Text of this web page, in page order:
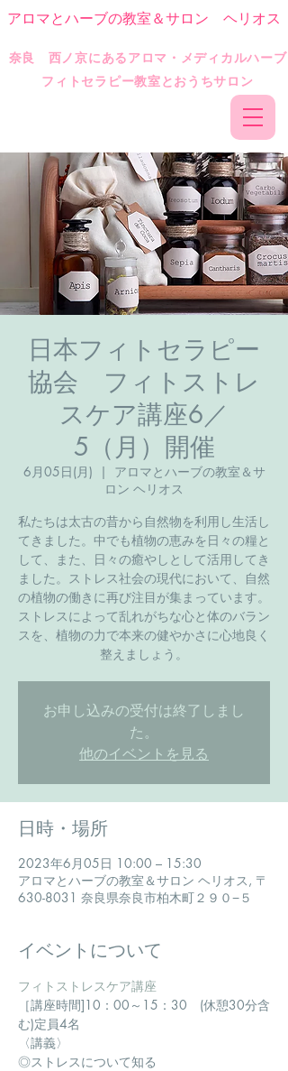
​奈良 西ノ京にあるアロマ・メディカルハーブ
フィトセラピー教室とおうちサロン
アロマとハーブの教室＆サロン ヘリオス
日本フィトセラピー
協会 フィトストレ
スケア講座6／
5（月）開催
6月05日(月)
  |
アロマとハーブの教室＆サ
ロン ヘリオス
私たちは太古の昔から自然物を利用し生活し
てきました。中でも植物の恵みを日々の糧と
して、また、日々の癒やしとして活用してき
ました。ストレス社会の現代において、自然
の植物の働きに再び注目が集まっています。
ストレスによって乱れがちな心と体のバラン
スを、植物の力で本来の健やかさに心地良く
整えましょう。
お申し込みの受付は終了しまし
た。
他のイベントを見る
日時・場所
2023年6月05日 10:00 – 15:30
アロマとハーブの教室＆サロン ヘリオス, 〒
630-8031 奈良県奈良市柏木町２９０−５
イベントについて
フィトストレスケア講座
​［講座時間]10：00～15：30　(休憩30分含
む)定員4名
〈講義〉
◎ストレスについて知る